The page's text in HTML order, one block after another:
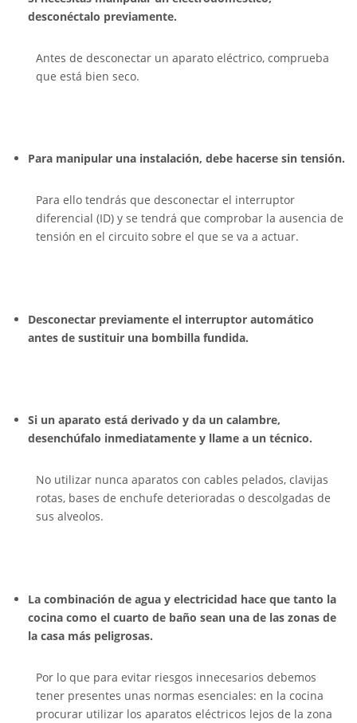
desconéctalo previamente.
Antes de desconectar un aparato eléctrico, comprueba
que está bien seco.
Para manipular una instalación, debe hacerse sin tensión.
Para ello tendrás que desconectar el interruptor
diferencial (ID) y se tendrá que comprobar la ausencia de
tensión en el circuito sobre el que se va a actuar.
Desconectar previamente el interruptor automático
antes de sustituir una bombilla fundida.
Si un aparato está derivado y da un calambre,
desenchúfalo inmediatamente y llame a un técnico.
No utilizar nunca aparatos con cables pelados, clavijas
rotas, bases de enchufe deterioradas o descolgadas de
sus alveolos.
La combinación de agua y electricidad hace que tanto la
cocina como el cuarto de baño sean una de las zonas de
la casa más peligrosas.
Por lo que para evitar riesgos innecesarios debemos
tener presentes unas normas esenciales: en la cocina
procurar utilizar los aparatos eléctricos lejos de la zona